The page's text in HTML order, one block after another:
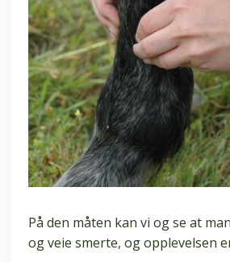
På den måten kan vi og se at
og veie smerte, og opplevelsen